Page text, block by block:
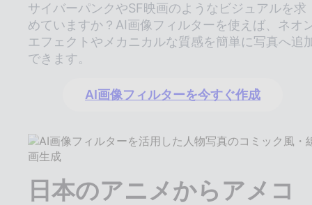
サイバーパンクやSF映画のようなビジュアルを求
めていますか？AI画像フィルターを使えば、ネオ
エフェクトやメカニカルな質感を簡単に写真へ追
できます。
AI画像フィルターを今すぐ作成
日本のアニメからアメコ